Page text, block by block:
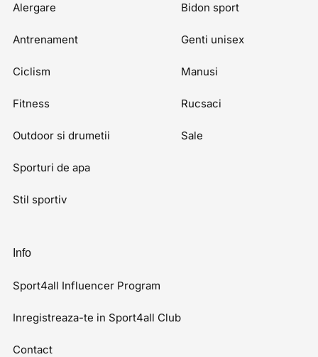
Alergare
Antrenament
Ciclism
Fitness
Outdoor si drumetii
Sporturi de apa
Stil sportiv
Bidon sport
Genti unisex
Manusi
Rucsaci
Sale
Info
Sport4all Influencer Program
Inregistreaza-te in Sport4all Club
Contact